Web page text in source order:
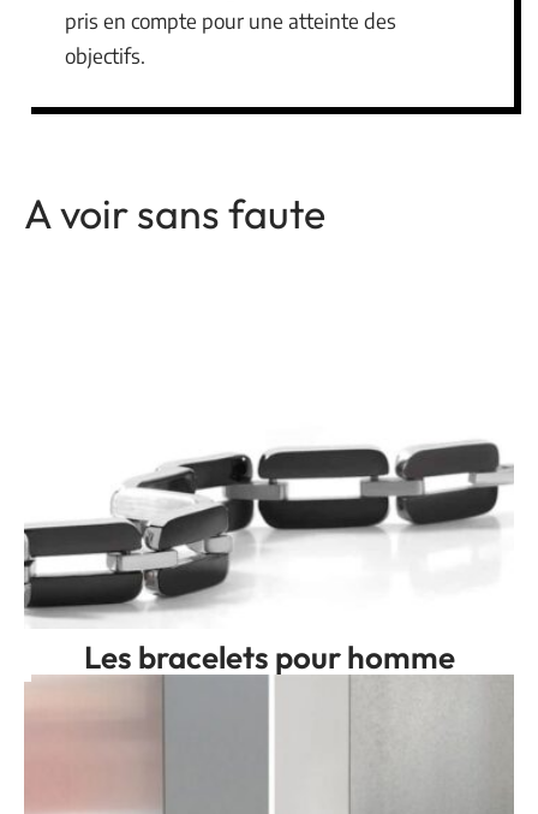
pris en compte pour une atteinte des
objectifs.
A voir sans faute
Les bracelets pour homme